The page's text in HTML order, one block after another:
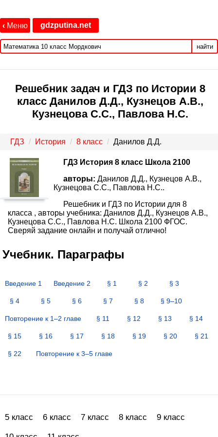
‹ Меню gdzputina.net
найти
Решебник задач и ГДЗ по Истории 8
класс Данилов Д.Д., Кузнецов А.В.,
Кузнецова С.С., Павлова Н.С.
ГДЗ История 8 класс Данилов Д.Д.
ГДЗ История 8 класс Школа 2100
авторы: Данилов Д.Д., Кузнецов А.В.,
Кузнецова С.С., Павлова Н.С..
Решебник и ГДЗ по Истории для 8
класса , авторы учебника: Данилов Д.Д., Кузнецов А.В.,
Кузнецова С.С., Павлова Н.С. Школа 2100 ФГОС.
Сверяй задание онлайн и получай отлично!
Учебник. Параграфы
Введение 1 Введение 2 § 1 § 2 § 3
§ 4 § 5 § 6 § 7 § 8 § 9–10
Повторение к 1–2 главе § 11 § 12 § 13 § 14
§ 15 § 16 § 17 § 18 § 19 § 20 § 21
§ 22 Повторение к 3–5 главе
5 класс 6 класс 7 класс 8 класс 9 класс